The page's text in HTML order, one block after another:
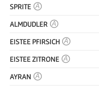
SPRITE A
ALMDUDLER A
EISTEE PFIRSICH A
EISTEE ZITRONE A
AYRAN A